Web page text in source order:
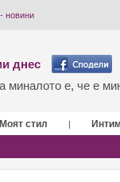
новини
днес
миналото е, че е
Моят стил |